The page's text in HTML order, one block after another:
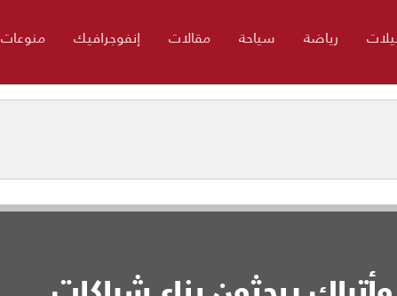
رياضة سياحة مقالات إنفوجرافيك منوعات